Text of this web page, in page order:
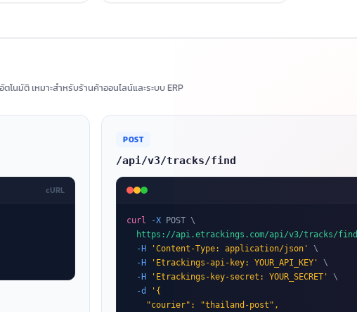
นมัติ เหมาะสำหรับร้านค้าออนไลน์และระบบ ERP
cURL
POST
/api/v3/tracks/find
curl -X POST \
https://api.etrackings.com/api/v3/tracks/find
-H
'Content-Type: application/json'
\
-H
'Etrackings-api-key: YOUR_API_KEY'
\
-H
'Etrackings-key-secret: YOUR_SECRET'
\
-d
'{
    "courier": "thailand-post",